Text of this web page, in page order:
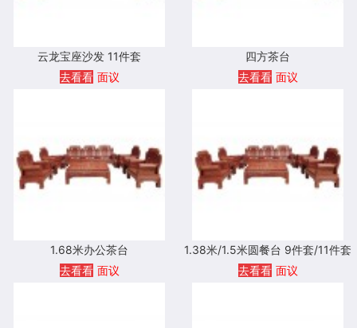
云龙宝座沙发 11件套
去看看 面议
四方茶台
去看看 面议
1.68米办公茶台
去看看 面议
1.38米/1.5米圆餐台 9件套/11件套
去看看 面议